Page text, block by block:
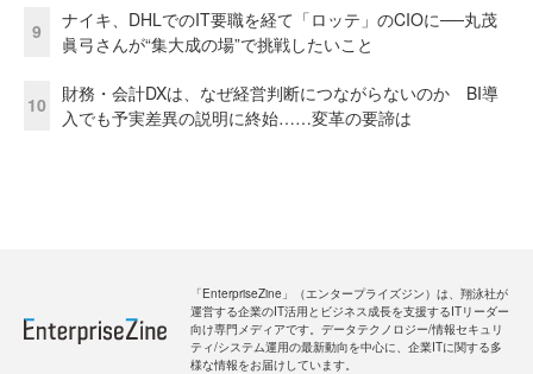
9
ナイキ、DHLでのIT要職を経て「ロッテ」のCIOに──丸茂
眞弓さんが“集大成の場”で挑戦したいこと
10
財務・会計DXは、なぜ経営判断につながらないのか BI導
入でも予実差異の説明に終始……変革の要諦は
「EnterpriseZine」（エンタープライズジン）は、翔泳社が
運営する企業のIT活用とビジネス成長を支援するITリーダー
向け専門メディアです。データテクノロジー/情報セキュリ
ティ/システム運用の最新動向を中心に、企業ITに関する多
様な情報をお届けしています。